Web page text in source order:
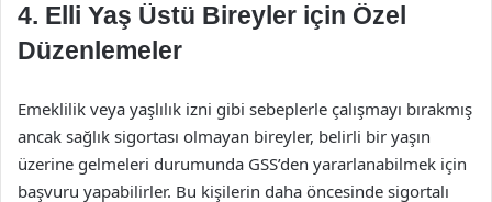
4. Elli Yaş Üstü Bireyler için Özel
Düzenlemeler
Emeklilik veya yaşlılık izni gibi sebeplerle çalışmayı bırakmış
ancak sağlık sigortası olmayan bireyler, belirli bir yaşın
üzerine gelmeleri durumunda GSS’den yararlanabilmek için
başvuru yapabilirler. Bu kişilerin daha öncesinde sigortalı